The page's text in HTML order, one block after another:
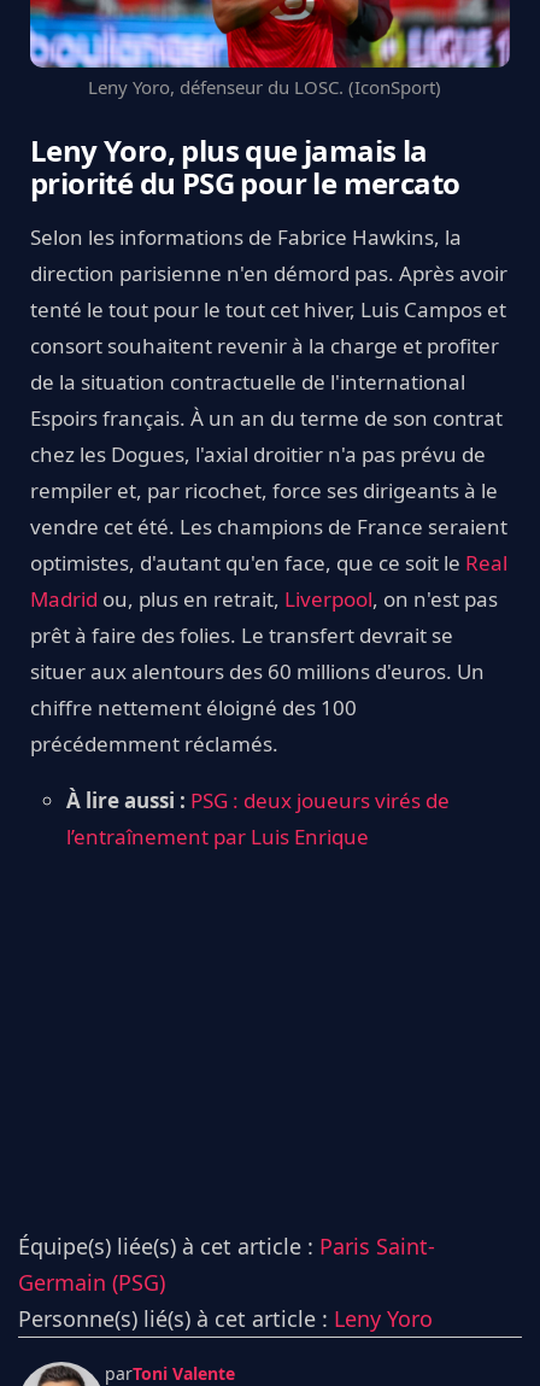
Leny Yoro, défenseur du LOSC. (IconSport)
Leny Yoro, plus que jamais la
priorité du PSG pour le mercato
Selon les informations de Fabrice Hawkins, la
direction parisienne n'en démord pas. Après avoir
tenté le tout pour le tout cet hiver, Luis Campos et
consort souhaitent revenir à la charge et profiter
de la situation contractuelle de l'international
Espoirs français. À un an du terme de son contrat
chez les Dogues, l'axial droitier n'a pas prévu de
rempiler et, par ricochet, force ses dirigeants à le
vendre cet été. Les champions de France seraient
optimistes, d'autant qu'en face, que ce soit le Real
Madrid ou, plus en retrait, Liverpool, on n'est pas
prêt à faire des folies. Le transfert devrait se
situer aux alentours des 60 millions d'euros. Un
chiffre nettement éloigné des 100
précédemment réclamés.
À lire aussi : PSG : deux joueurs virés de
l’entraînement par Luis Enrique
Équipe(s) liée(s) à cet article : Paris Saint-
Germain (PSG)
Personne(s) lié(s) à cet article : Leny Yoro
parToni Valente